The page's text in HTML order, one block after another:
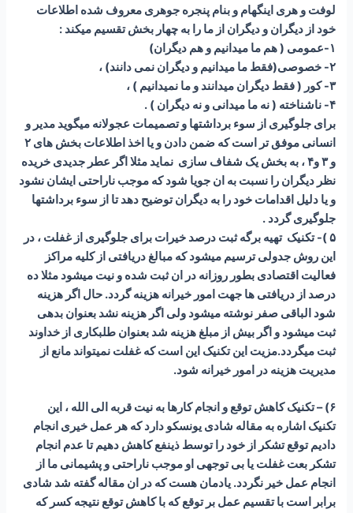
لوفت و هری اینگهام و بنام پنجره جوهری معروف شده اطلاعات
خود از دیگران و دیگران از ما را به چهار بخش تقسیم میکند :
۱-عمومی ( هم ما میدانیم و هم دیگران)
۲- خصوصی(فقط ما میدانیم و دیگران نمی دانند) ،
۳- کور ( فقط دیگران میدانند و ما نمیدانیم ) ،
۴- ناشناخته ( نه ما میدانی و نه دیگران ) .
برای جلوگیری از سوء برداشتها و تصمیمات عجولانه میگوید مدیر و
انسانی موفق تر است که ضمن دادن و یا اخذ اطلاعات بخش های ۲
و ۳ و۴ ، به بخش یک شفاف سازی نماید مثلا اگر عطر جدیدی خریده
نظر دیگران را نسبت به ان جویا شود که موجب ناراحتی ایشان نشود
و یا دلیل اقدامات خود را به دیگران توضیح دهد تا از سوء برداشتها
جلوگیری گردد .
۵ )- تکنیک تهیه برگه ثبت درصد خیرات برای جلوگیری از غفلت ، در
این روش جدولی ترسیم میشود که مبالغ دریافتی از کلیه مراکز
فعالیت اقتصادی بطور روزانه در ان ثبت شده و نیت میشود مثلا ده
درصد از دریافتی ها جهت امور خیرانه هزینه گردد. حال اگر هزینه
شود الباقی صفر نوشته میشود ولی اگر هزینه نشد بعنوان بدهی
ثبت میشود و اگر بیش از مبلغ هزینه شد بعنوان طلبکاری از خداوند
ثبت میگردد.مزیت این تکنیک این است که غفلت نمیتواند مانع از
مدیریت هزینه در امور خیرانه شود.
۶) – تکنیک کاهش توقع و انجام کارها به نیت قربه الی الله ، این
تکنیک اشاره به مقاله شادی یونسکو دارد که هر عمل خیری انجام
دادیم توقع تشکر از خود را توسط ذینفع کاهش دهیم تا عدم انجام
تشکر بعت غفلت یا بی توجهی او موجب ناراحتی و پشیمانی ما از
انجام عمل خیر نگردد. یادمان هست که در ان مقاله گفته شد شادی
برابر است با تقسیم عمل بر توقع که با کاهش توقع نتیجه کسر که